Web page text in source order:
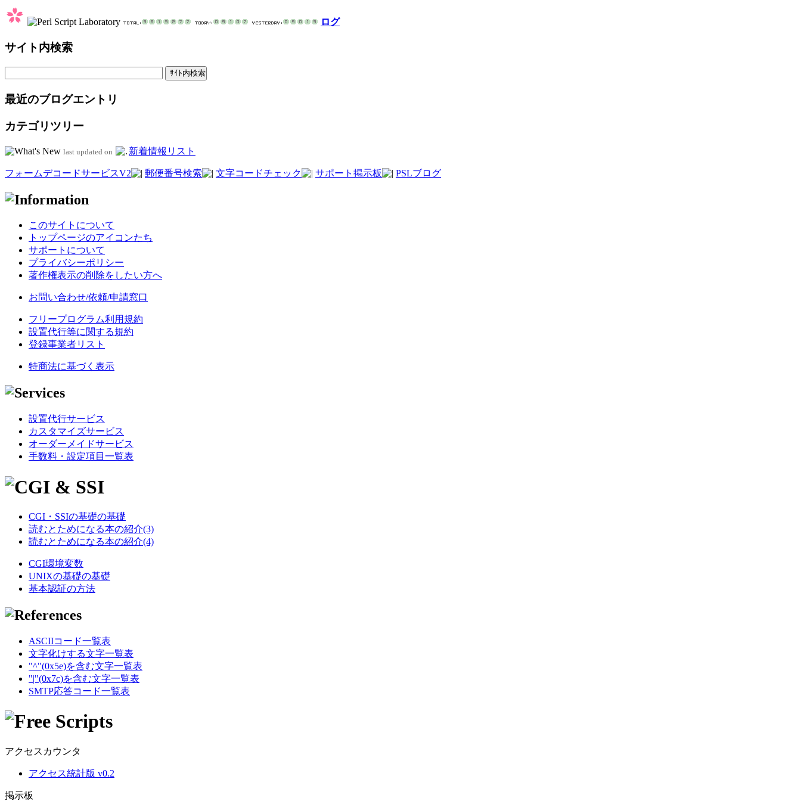
ログ
サイト内検索
最近のブログエントリ
カテゴリツリー
last updated on 新着情報リスト
フォームデコードサービスV2 郵便番号検索 文字コードチェック サポート掲示板 PSLブログ
このサイトについて
トップページのアイコンたち
サポートについて
プライバシーポリシー
著作権表示の削除をしたい方へ
お問い合わせ/依頼/申請窓口
フリープログラム利用規約
設置代行等に関する規約
登録事業者リスト
特商法に基づく表示
設置代行サービス
カスタマイズサービス
オーダーメイドサービス
手数料・設定項目一覧表
CGI・SSIの基礎の基礎
読むとためになる本の紹介(3)
読むとためになる本の紹介(4)
CGI環境変数
UNIXの基礎の基礎
基本認証の方法
ASCIIコード一覧表
文字化けする文字一覧表
"^"(0x5e)を含む文字一覧表
"|"(0x7c)を含む文字一覧表
SMTP応答コード一覧表
アクセスカウンタ
アクセス統計版 v0.2
掲示板